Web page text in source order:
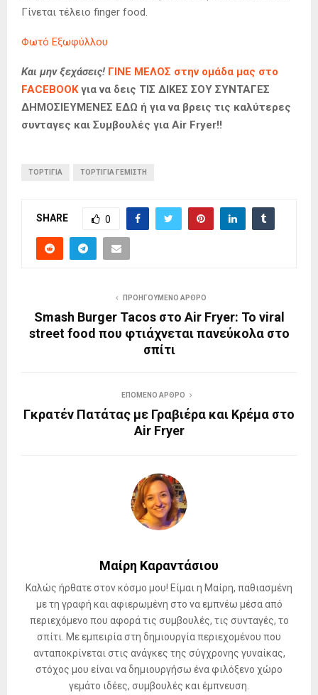
Γίνεται τέλειο finger food.
Φωτό Εξωφύλλου
Και μην ξεχάσεις! ΓΙΝΕ ΜΕΛΟΣ στην ομάδα μας στο
FACEBOOKγια να δεις ΤΙΣ ΔΙΚΕΣ ΣΟΥ ΣΥΝΤΑΓΕΣ
ΔΗΜΟΣΙΕΥΜΕΝΕΣ ΕΔΩ ή για να βρεις τις καλύτερες
συνταγες και Συμβουλές για Air Fryer!!
ΤΟΡΤΙΓΙΑ ΤΟΡΤΙΓΙΑ ΓΕΜΙΣΤΗ
SHARE 0
ΠΡΟΗΓΟΎΜΕΝΟ ΆΡΘΡΟ
Smash Burger Tacos στο Air Fryer: Το viral
street food που φτιάχνεται πανεύκολα στο
σπίτι
ΕΠΌΜΕΝΟ ΆΡΘΡΟ
Γκρατέν Πατάτας με Γραβιέρα και Κρέμα στο
Air Fryer
Μαίρη Καραντάσιου
Καλώς ήρθατε στον κόσμο μου! Είμαι η Μαίρη, παθιασμένη
με τη γραφή και αφιερωμένη στο να εμπνέω μέσα από
περιεχόμενο που αφορά τις συμβουλές, τις συνταγές, το
σπίτι. Με εμπειρία στη δημιουργία περιεχομένου που
ανταποκρίνεται στις ανάγκες της σύγχρονης γυναίκας,
στόχος μου είναι να δημιουργήσω ένα φιλόξενο χώρο
γεμάτο ιδέες, συμβουλές και έμπνευση.